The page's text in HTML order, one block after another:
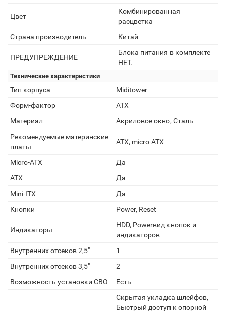
Цвет
Комбинированная
расцветка
Страна производитель
Китай
ПРЕДУПРЕЖДЕНИЕ
Блока питания в комплекте
НЕТ.
Технические характеристики
Тип корпуса
Miditower
Форм-фактор
ATX
Материал
Акриловое окно, Сталь
Рекомендуемые материнские
платы
ATX, micro-ATX
Micro-ATX
Да
ATX
Да
Mini-ITX
Да
Кнопки
Power, Reset
Индикаторы
HDD, Powerвид кнопок и
индикаторов
Внутренних отсеков 2,5"
1
Внутренних отсеков 3,5"
2
Возможность установки СВО
Есть
Скрытая укладка шлейфов,
Быстрый доступ к опорной